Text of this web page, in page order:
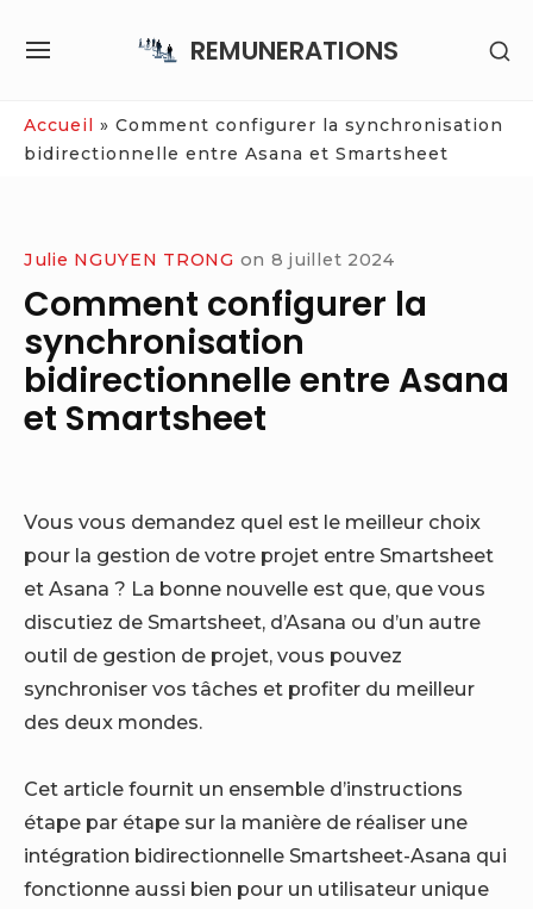
REMUNERATIONS
SITE
Accueil » Comment configurer la synchronisation
bidirectionnelle entre Asana et Smartsheet
Julie NGUYEN TRONG on 8 juillet 2024
Comment configurer la
synchronisation
bidirectionnelle entre Asana
et Smartsheet
Vous vous demandez quel est le meilleur choix
pour la gestion de votre projet entre Smartsheet
et Asana ? La bonne nouvelle est que, que vous
discutiez de Smartsheet, d’Asana ou d’un autre
outil de gestion de projet, vous pouvez
synchroniser vos tâches et profiter du meilleur
des deux mondes.
Cet article fournit un ensemble d’instructions
étape par étape sur la manière de réaliser une
intégration bidirectionnelle Smartsheet-Asana qui
fonctionne aussi bien pour un utilisateur unique